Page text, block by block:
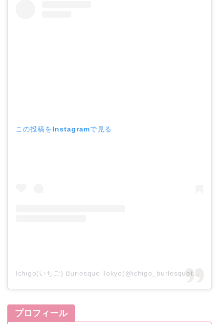
この投稿をInstagramで見る
Ichigo(いちご) Burlesque Tokyo(@ichigo_burlesquetokyo)がシェアした投稿
プロフィール